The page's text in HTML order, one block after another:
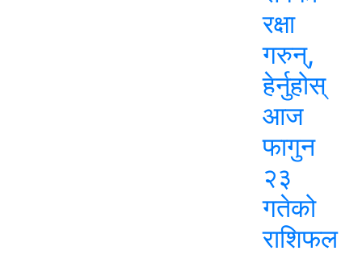
रक्षा
गरुन्,
हेर्नुहोस्
आज
फागुन
२३
गतेको
राशिफल